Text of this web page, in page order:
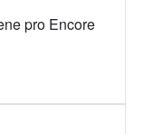
pro Encore